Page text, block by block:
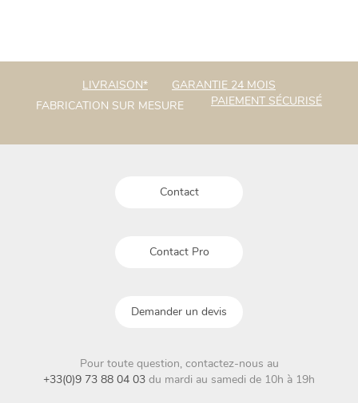
peuvent
choisies
options
peuvent
choisies
page
LIVRAISON*
GARANTIE 24 MOIS
FABRICATION SUR MESURE
PAIEMENT SÉCURISÉ
Contact
Contact Pro
Demander un devis
Pour toute question, contactez-nous au
+33(0)9 73 88 04 03 du mardi au samedi de 10h à 19h